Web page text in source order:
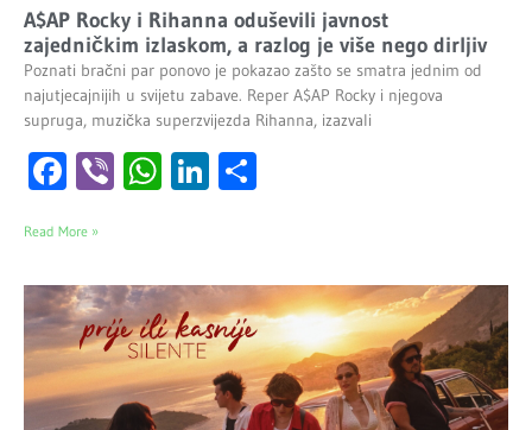
A$AP Rocky i Rihanna oduševili javnost
zajedničkim izlaskom, a razlog je više nego dirljiv
Poznati bračni par ponovo je pokazao zašto se smatra jednim od
najutjecajnijih u svijetu zabave. Reper A$AP Rocky i njegova
supruga, muzička superzvijezda Rihanna, izazvali
Facebook
ViberWhatsApp
LinkedIn
Read More »